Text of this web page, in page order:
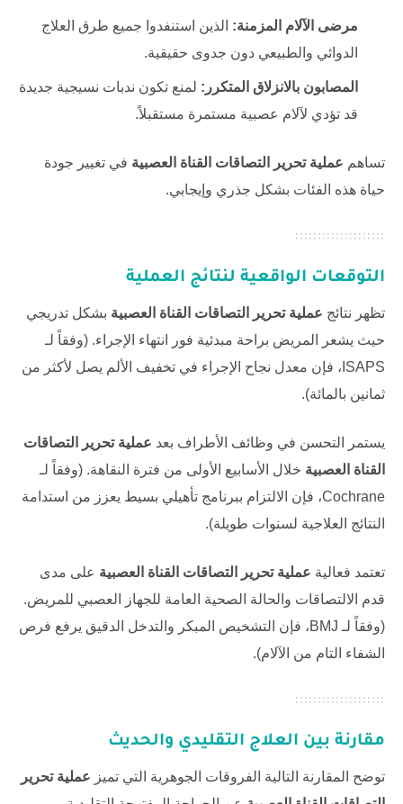
مرضى الآلام المزمنة: الذين استنفدوا جميع طرق العلاج
الدوائي والطبيعي دون جدوى حقيقية.
المصابون بالانزلاق المتكرر: لمنع تكون ندبات نسيجية جديدة
قد تؤدي لآلام عصبية مستمرة مستقبلاً.
تساهم عملية تحرير التصاقات القناة العصبية في تغيير جودة
حياة هذه الفئات بشكل جذري وإيجابي.
التوقعات الواقعية لنتائج العملية
تظهر نتائج عملية تحرير التصاقات القناة العصبية بشكل تدريجي
حيث يشعر المريض براحة مبدئية فور انتهاء الإجراء. (وفقاً لـ
ISAPS ، فإن معدل نجاح الإجراء في تخفيف الألم يصل لأكثر من
ثمانين بالمائة).
يستمر التحسن في وظائف الأطراف بعد عملية تحرير التصاقات
القناة العصبية خلال الأسابيع الأولى من فترة النقاهة. (وفقاً لـ
Cochrane، فإن الالتزام ببرنامج تأهيلي بسيط يعزز من استدامة
النتائج العلاجية لسنوات طويلة).
تعتمد فعالية عملية تحرير التصاقات القناة العصبية على مدى
قدم الالتصاقات والحالة الصحية العامة للجهاز العصبي للمريض.
(وفقاً لـ BMJ، فإن التشخيص المبكر والتدخل الدقيق يرفع فرص
الشفاء التام من الآلام).
مقارنة بين العلاج التقليدي والحديث
توضح المقارنة التالية الفروقات الجوهرية التي تميز عملية تحرير